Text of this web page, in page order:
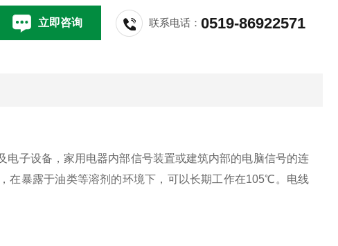
立即咨询 联系电话：0519-86922571
子设备，家用电器内部信号装置或建筑内部的电脑信号的连
在暴露于油类等溶剂的环境下，可以长期工作在105℃。电线